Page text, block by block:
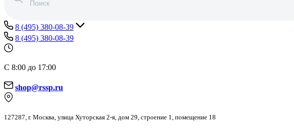
8 (495) 380-08-39
8 (495) 380-08-39
С 8:00 до 17:00
shop@rssp.ru
127287, г. Москва, улица Хуторская 2-я, дом 29, строение 1, помещение 18